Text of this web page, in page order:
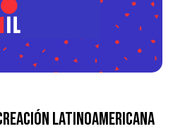
LATINOAMERICANA